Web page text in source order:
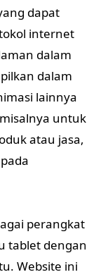
dapat
internet
dalam
dalam
lainnya
untuk
atau jasa,
perangkat
tablet dengan
Website ini